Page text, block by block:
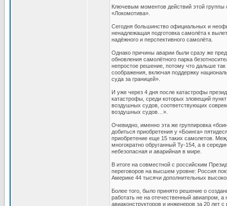
Ключевым моментов действий этой группы
«Локомотива».
Сегодня большинство официальных и
ненадлежащая подготовка самолёта к
надёжного и перспективного самолёта.
Однако причины аварии были сразу же
обновления самолётного парка
непростое решение, потому что дальше
соображения, включая поддержку
суда за границей».
И уже через 4 дня после катастрофы
катастрофы, среди которых зловещий
воздушных судов, соответствующих
воздушных судов…».
Очевидно, именно эта же группировка
добиться приобретения у «Боинга»
приобретение еще 15 таких самолетов.
многократно обруганный Ту-154, а в
небезопасная и аварийная в мире.
В итоге на совместной с российским
переговоров на высшем уровне: Россия
Америке 44 тысячи дополнительных
Более того, было принято решение о
работать не на отечественный авиапром,
авиаконструкторов и инженеров за 20 лет